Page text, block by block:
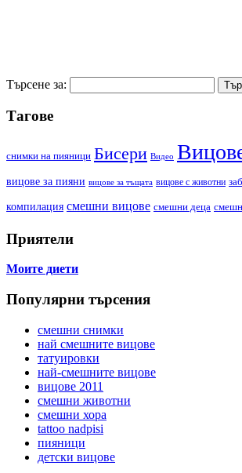
Търсене за:
Тагове
cнимки на пияници Бисери Видео
вицове за пияни вицове за тъщата вицове с животни
компилация смешни вицове смешни деца
Приятели
Моите диети
Популярни търсения
смешни снимки
най смешните вицове
татуировки
най-смешните вицове
вицове 2011
смешни животни
смешни хора
tattoo nadpisi
пияници
детски вицове